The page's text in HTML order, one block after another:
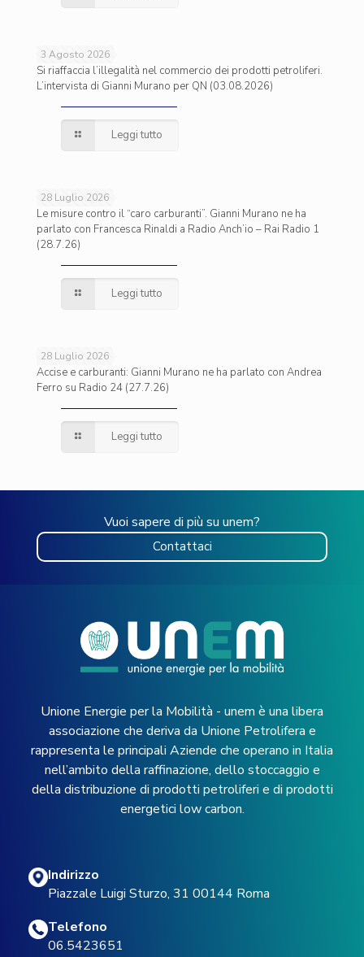
3 Agosto 2026
Si riaffaccia l’illegalità nel commercio dei prodotti petroliferi.
L’intervista di Gianni Murano per QN (03.08.2026)
Leggi tutto
28 Luglio 2026
Le misure contro il “caro carburanti”. Gianni Murano ne ha
parlato con Francesca Rinaldi a Radio Anch’io – Rai Radio 1
(28.7.26)
Leggi tutto
28 Luglio 2026
Accise e carburanti: Gianni Murano ne ha parlato con Andrea
Ferro su Radio 24 (27.7.26)
Leggi tutto
Vuoi sapere di più su unem?
Contattaci
Unione Energie per la Mobilità - unem è una libera
associazione che deriva da Unione Petrolifera e
rappresenta le principali Aziende che operano in Italia
nell’ambito della raffinazione, dello stoccaggio e
della distribuzione di prodotti petroliferi e di prodotti
energetici low carbon.
Indirizzo
Piazzale Luigi Sturzo, 31 00144 Roma
Telefono
06.5423651